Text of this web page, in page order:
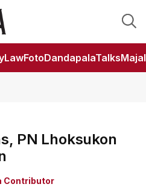
FotoDandapalaTalks
PN Lhoksukon
Contributor